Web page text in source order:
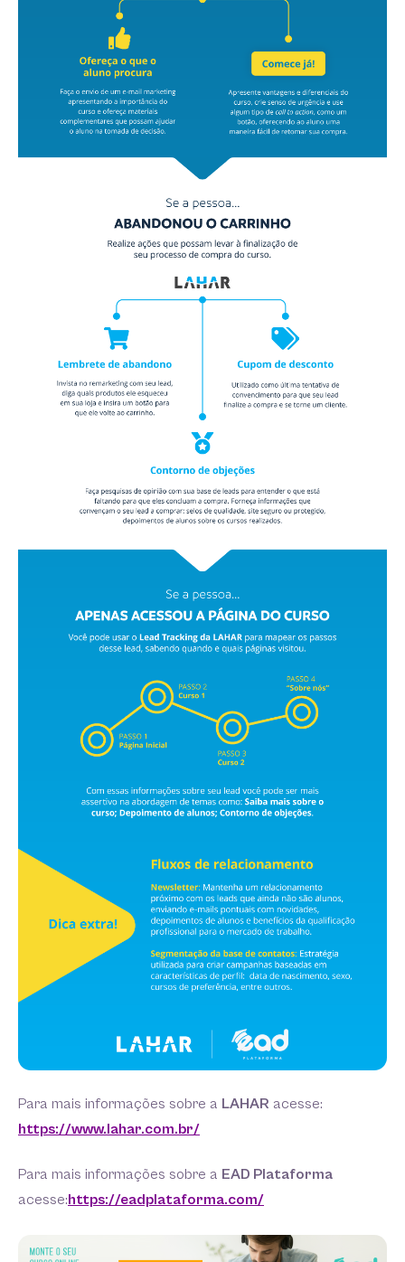
Para mais informações sobre a LAHAR acesse:
https://www.lahar.com.br/
Para mais informações sobre a EAD Plataforma
acesse:https://eadplataforma.com/